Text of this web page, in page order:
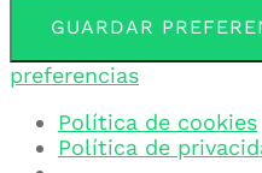
GUARDAR
preferencias
Política de cookies
Política de